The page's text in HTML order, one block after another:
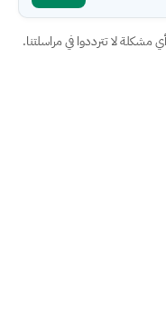
لا تترددوا في مراسلتنا.